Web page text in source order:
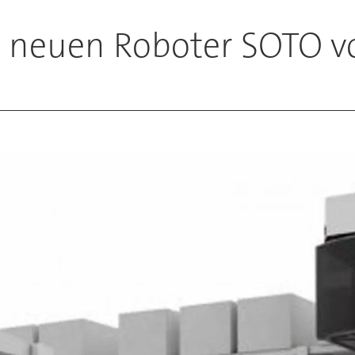
Roboter SOTO